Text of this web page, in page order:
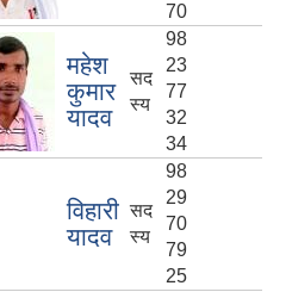
70
महेश
कुमार
यादव
सद
स्य
98
23
77
32
34
विहारी
यादव
सद
स्य
98
29
70
79
25